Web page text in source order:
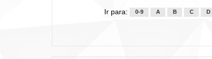
Ir para: 0-9 A B C D